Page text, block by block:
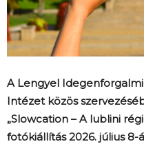
A Lengyel
Intézet közös
„Slowcation – A lublini
fotókiállítás 2026. július 8-